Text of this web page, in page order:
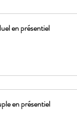
en présentiel
en présentiel